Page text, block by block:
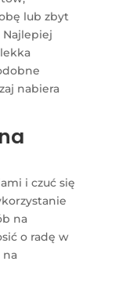
lub zbyt
Najlepiej
nabiera
i czuć się
na
o radę w
na